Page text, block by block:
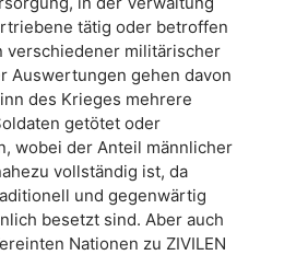
tätig oder betroffen
verschiedener militärischer
Auswertungen gehen davon
des Krieges mehrere
getötet oder
wobei der Anteil männlicher
vollständig ist, da
und gegenwärtig
besetzt sind. Aber auch
Nationen zu ZIVILEN